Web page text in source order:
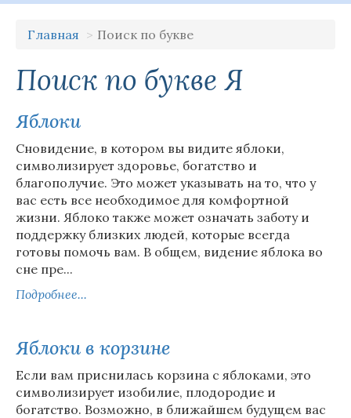
Главная Поиск по букве
Поиск по букве Я
Яблоки
Сновидение, в котором вы видите яблоки,
символизирует здоровье, богатство и
благополучие. Это может указывать на то, что у
вас есть все необходимое для комфортной
жизни. Яблоко также может означать заботу и
поддержку близких людей, которые всегда
готовы помочь вам. В общем, видение яблока во
сне пре...
Подробнее...
Яблоки в корзине
Если вам приснилась корзина с яблоками, это
символизирует изобилие, плодородие и
богатство. Возможно, в ближайшем будущем вас